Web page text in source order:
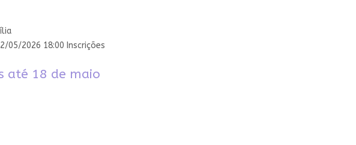
05/2026 18:00 Inscrições
até 18 de maio​